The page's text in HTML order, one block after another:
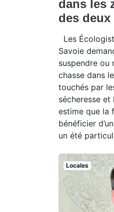
dans les
des deux
Les
Savoie
suspendre ou
chasse dans
touchés par
sécheresse
estime que la
bénéficier
un été
Locales